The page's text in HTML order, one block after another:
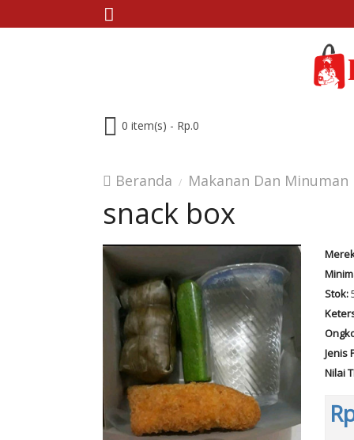
0 item(s) - Rp.0
Beranda Makanan Dan Minuman
snack box
Stok:
Jenis
Nilai